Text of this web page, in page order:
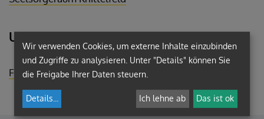
Unterorganisationen
Friedhof Seckau
Wir verwenden Cookies, um externe Inhalte einzubinden
und Zugriffe zu analysieren. Unter "Details" können Sie
die Freigabe Ihrer Daten steuern.
Details Ich lehne ab Das ist ok